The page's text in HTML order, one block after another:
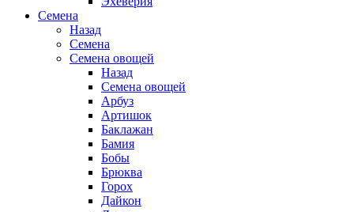
Семена
Назад
Семена
Семена овощей
Назад
Семена овощей
Арбуз
Артишок
Баклажан
Бамия
Бобы
Брюква
Горох
Дайкон